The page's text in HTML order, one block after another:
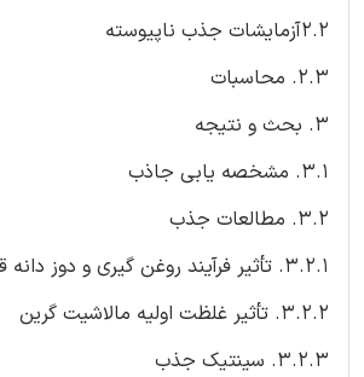
2.2آزمایشات جذب ناپیوسته
2.3. محاسبات
3. بحث و نتیجه
3.1. مشخصه یابی جاذب
3.2. مطالعات جذب
3.2.1. تأثیر فرآیند روغن گیری و دوز دانه قهوه بی روغن
3.2.2. تأثیر غلظت اولیه مالاشیت گرین
3.2.3. سینتیک جذب